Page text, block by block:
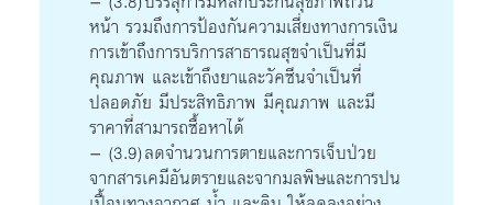
หน้า รวมถึงการป้องกันความเสี่ยงทางการเงิน
การเข้าถึงการบริการสาธารณสุขจำเป็นที่มี
คุณภาพ และเข้าถึงยาและวัคซีนจำเป็นที่
ปลอดภัย มีประสิทธิภาพ มีคุณภาพ และมี
ราคาที่สามารถซื้อหาได้
– (3.9) ลดจำนวนการตายและการเจ็บป่วย
จากสารเคมีอันตรายและจากมลพิษและการปน